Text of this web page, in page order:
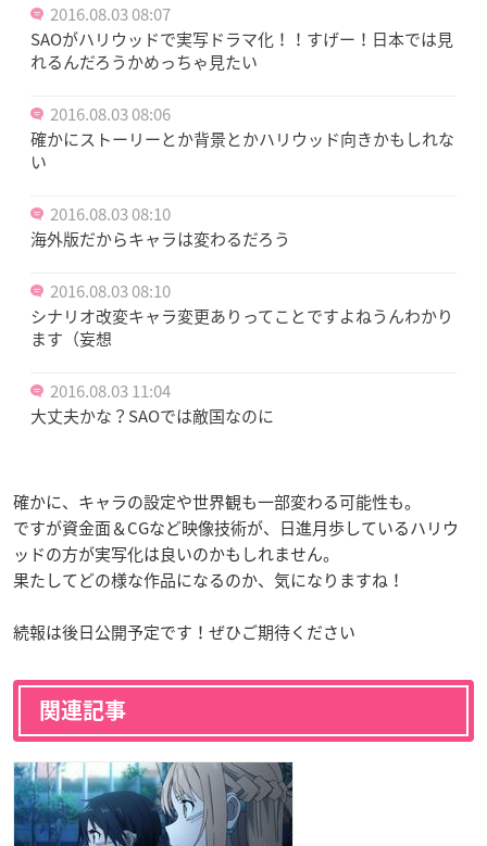
2016.08.03 08:07
SAOがハリウッドで実写ドラマ化！！すげー！日本では見
れるんだろうかめっちゃ見たい
2016.08.03 08:06
確かにストーリーとか背景とかハリウッド向きかもしれな
い
2016.08.03 08:10
海外版だからキャラは変わるだろう
2016.08.03 08:10
シナリオ改変キャラ変更ありってことですよねうんわかり
ます（妄想
2016.08.03 11:04
大丈夫かな？SAOでは敵国なのに
確かに、キャラの設定や世界観も一部変わる可能性も。
ですが資金面＆CGなど映像技術が、日進月歩しているハリウ
ッドの方が実写化は良いのかもしれません。
果たしてどの様な作品になるのか、気になりますね！
続報は後日公開予定です！ぜひご期待ください
関連記事